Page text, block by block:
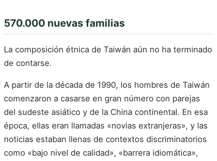
570.000 nuevas familias
La composición étnica de Taiwán aún no ha terminado
de contarse.
A partir de la década de 1990, los hombres de Taiwán
comenzaron a casarse en gran número con parejas
del sudeste asiático y de la China continental. En esa
época, ellas eran llamadas «novias extranjeras», y las
noticias estaban llenas de contextos discriminatorios
como «bajo nivel de calidad», «barrera idiomática»,